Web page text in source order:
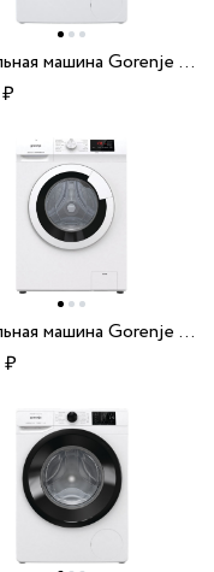
Стиральная машина Gorenje WA844
₽
Стиральная машина Gorenje WHE72SFS
₽